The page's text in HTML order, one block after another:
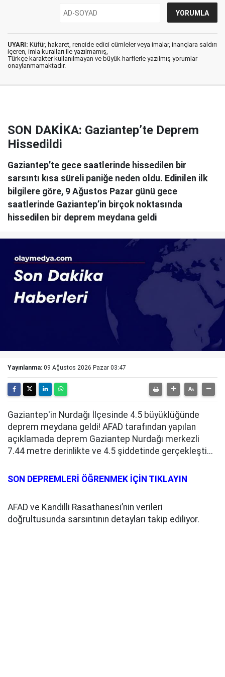
UYARI: Küfür, hakaret, rencide edici cümleler veya imalar, inançlara saldırı
içeren, imla kuralları ile yazılmamış,
Türkçe karakter kullanılmayan ve büyük harflerle yazılmış yorumlar
onaylanmamaktadır.
SON DAKİKA: Gaziantep’te Deprem
Hissedildi
Gaziantep’te gece saatlerinde hissedilen bir
sarsıntı kısa süreli paniğe neden oldu. Edinilen ilk
bilgilere göre, 9 Ağustos Pazar günü gece
saatlerinde Gaziantep’in birçok noktasında
hissedilen bir deprem meydana geldi
Yayınlanma: 09 Ağustos 2026 Pazar 03:47
Gaziantep'in Nurdağı İlçesinde 4.5 büyüklüğünde
deprem meydana geldi! AFAD tarafından yapılan
açıklamada deprem Gaziantep Nurdağı merkezli
7.44 metre derinlikte ve 4.5 şiddetinde gerçekleşti...
SON DEPREMLERİ ÖĞRENMEK İÇİN TIKLAYIN
AFAD ve Kandilli Rasathanesi’nin verileri
doğrultusunda sarsıntının detayları takip ediliyor.